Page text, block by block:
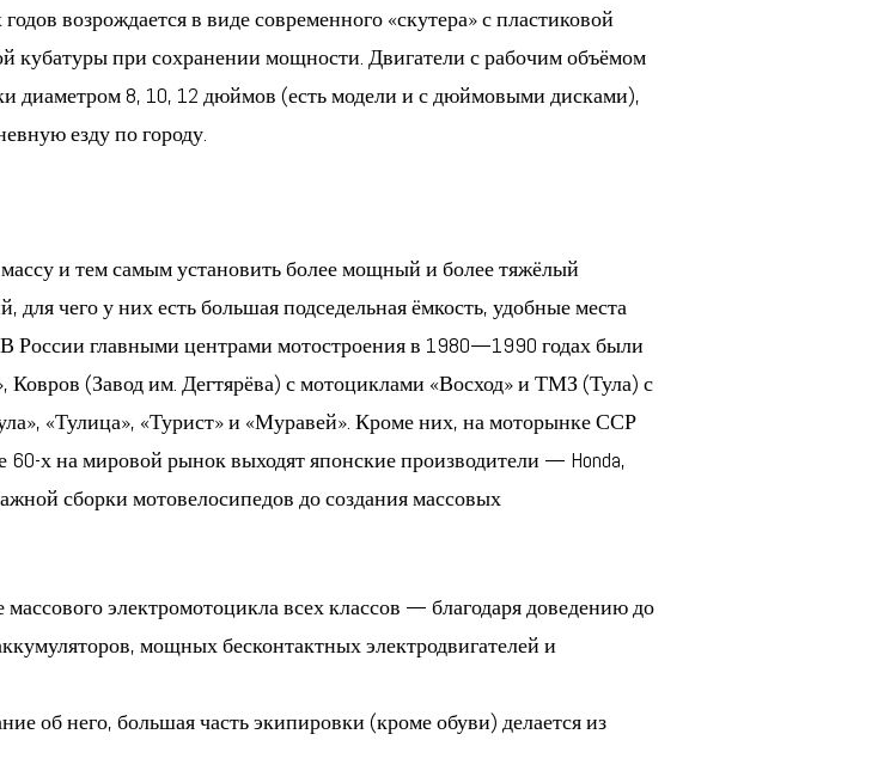
возрождается в виде современного «скутера» с пластиковой
кубатуры при сохранении мощности. Двигатели с рабочим объёмом
диаметром 8, 10, 12 дюймов (есть модели и с дюймовыми дисками),
езду по городу.
и тем самым установить более мощный и более тяжёлый
чего у них есть большая подседельная ёмкость, удобные места
России главными центрами мотостроения в 1980—1990 годах были
(Завод им. Дегтярёва) с мотоциклами «Восход» и ТМЗ (Тула) с
«Тулица», «Турист» и «Муравей». Кроме них, на моторынке ССР
х на мировой рынок выходят японские производители — Honda,
сборки мотовелосипедов до создания массовых
электромотоцикла всех классов — благодаря доведению до
мощных бесконтактных электродвигателей и
об него, большая часть экипировки (кроме обуви) делается из